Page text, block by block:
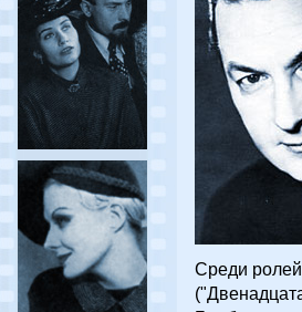
Среди